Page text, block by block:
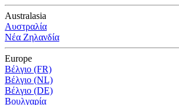
Australasia
Αυστραλία
Νέα Ζηλανδία
Europe
Βέλγιο (FR)
Βέλγιο (NL)
Βέλγιο (DE)
Βουλγαρία